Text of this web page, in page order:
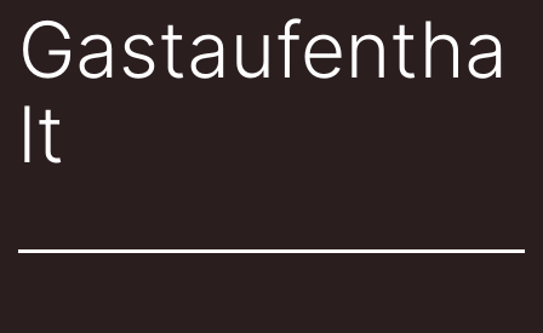
Gastaufentha
lt